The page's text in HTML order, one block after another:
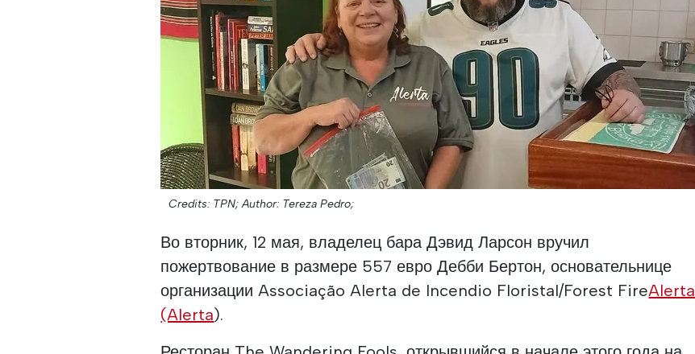
Credits: TPN; Author: Tereza Pedro;
Во вторник, 12 мая, владелец бара Дэвид Ларсон вручил
пожертвование в размере 557 евро Дебби Бертон, основательнице
организации Associação Alerta de Incendio Floristal/Forest FireAlerta
(Alerta).